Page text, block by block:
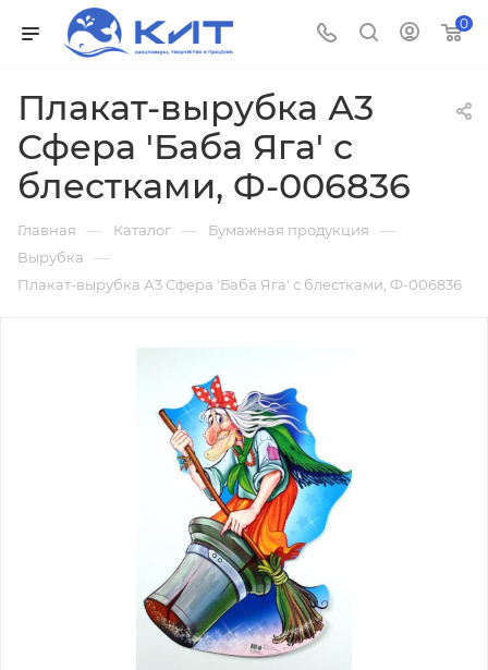
0
Плакат-вырубка А3
Сфера 'Баба Яга' с
блестками, Ф-006836
Главная — Каталог — Бумажная продукция —
Вырубка —
Плакат-вырубка А3 Сфера 'Баба Яга' с блестками, Ф-006836